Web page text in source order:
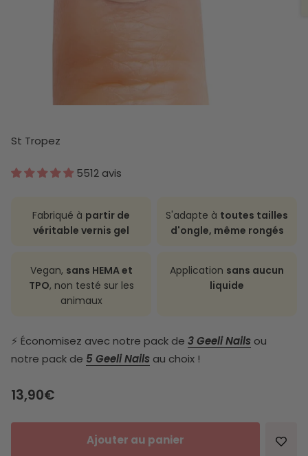
St Tropez
5512 avis
Fabriqué à partir de
véritable vernis gel
S'adapte à toutes tailles
d'ongle, même rongés
Vegan, sans HEMA et
TPO, non testé sur les
animaux
Application sans aucun
liquide
⚡️ Économisez avec notre pack de 3 Geeli Nails ou
notre pack de 5 Geeli Nails au choix !
Prix de vente
13,90€
Ajouter au panier